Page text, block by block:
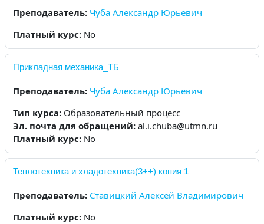
Преподаватель: Чуба Александр Юрьевич
Платный курс: No
Прикладная механика_ТБ
Преподаватель: Чуба Александр Юрьевич
Тип курса: Образовательный процесс
Эл. почта для обращений: al.i.chuba@utmn.ru
Платный курс: No
Теплотехника и хладотехника(3++) копия 1
Преподаватель: Ставицкий Алексей Владимирович
Платный курс: No